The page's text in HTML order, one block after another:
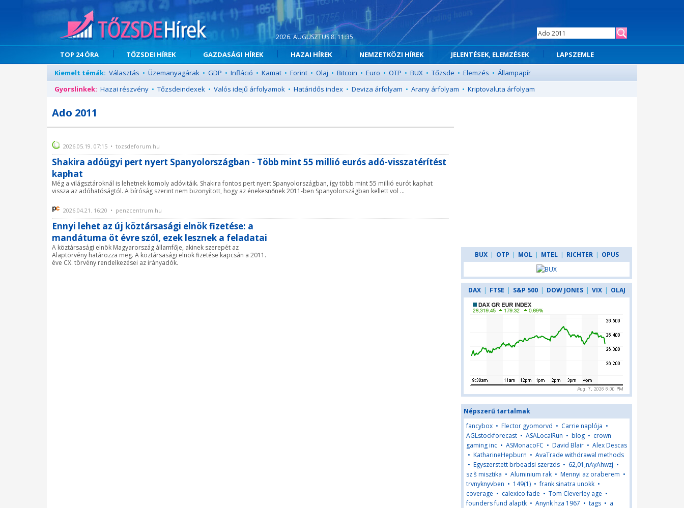
2026. AUGUSZTUS 8. 11:35
TOP 24 ÓRA TŐZSDEI HÍREK GAZDASÁGI HÍREK HAZAI HÍREK NEMZETKÖZI HÍREK JELENTÉSEK, ELEMZÉSEK
LAPSZEMLE
Kiemelt témák: Választás • Üzemanyagárak • GDP • Infláció • Kamat • Forint • Olaj • Bitcoin • Euro • OTP • BUX • Tőzsde • Elemzés • Állampapír
Gyorslinkek: Hazai részvény • Tőzsdeindexek • Valós idejű árfolyamok • Határidős index • Deviza árfolyam • Arany árfolyam • Kriptovaluta árfolyam
Ado 2011
2026.05.19. 07:15 • tozsdeforum.hu
Shakira adóügyi pert nyert Spanyolországban - Több mint 55 millió eurós adó-visszatérítést
kaphat
Még a világsztároknál is lehetnek komoly adóvitáik. Shakira fontos pert nyert Spanyolországban, így több mint 55 millió eurót kaphat
vissza az adóhatóságtól. A bíróság szerint nem bizonyított, hogy az énekesnőnek 2011-ben Spanyolországban kellett vol ...
2026.04.21. 16:20 • penzcentrum.hu
Ennyi lehet az új köztársasági elnök fizetése: a
mandátuma öt évre szól, ezek lesznek a feladatai
A köztársasági elnök Magyarország államfője, akinek szerepét az
Alaptörvény határozza meg. A köztársasági elnök fizetése kapcsán a 2011.
éve CX. törvény rendelkezései az irányadók.
BUX | OTP | MOL | MTEL | RICHTER | OPUS
DAX | FTSE | S&P 500 | DOW JONES | VIX | OLAJ
Népszerű tartalmak
fancybox • Flector gyomorvd • Carrie naplója •
AGLstockforecast • ASALocalRun • blog • crown
gaming inc • ASMonacoFC • David Blair • Alex Descas
• KatharineHepburn • AvaTrade withdrawal methods
• Egyszerstett brbeadsi szerzds • 62,01,nAyAhwzj •
sz š misztika • Aluminium rak • Mennyi az oraberem •
trvnyknyvben • 149(1) •frank sinatra unokk •
coverage • calexico fade • Tom Cleverley age •
founders fund alaptk • Anynk hza 1967 • tags • a